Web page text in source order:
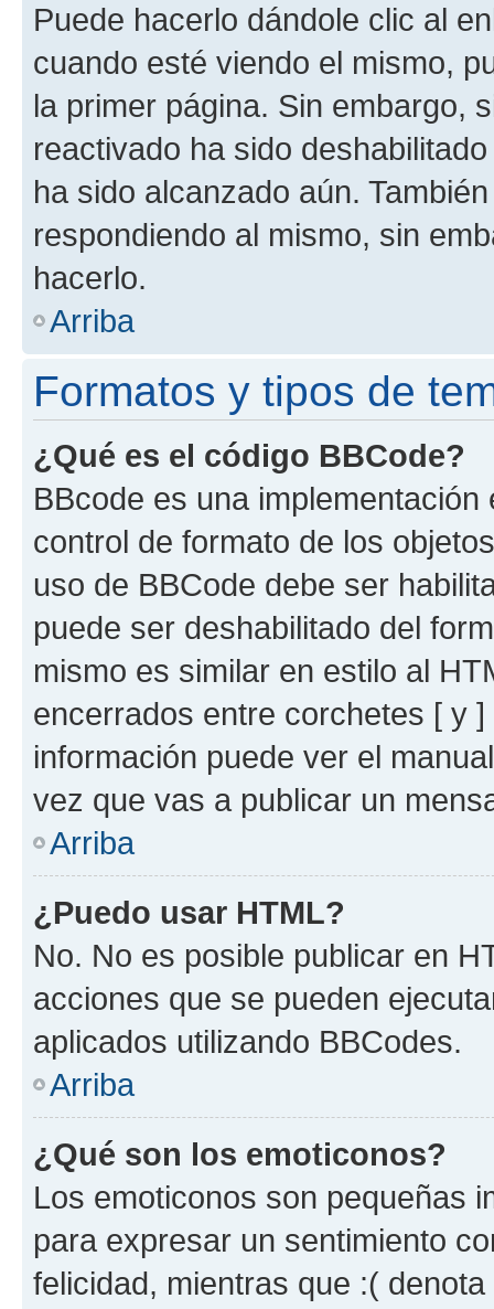
Puede hacerlo dándole clic al
cuando esté viendo el mismo,
la primer página. Sin embargo,
reactivado ha sido
ha sido alcanzado aún.
respondiendo al mismo, sin
hacerlo.
Arriba
Formatos y tipos de
¿Qué es el código BBCode?
BBcode es una
control de formato de los
uso de BBCode debe ser
puede ser deshabilitado del
mismo es similar en estilo al
encerrados entre corchetes [ y
información puede ver el
vez que vas a publicar un
Arriba
¿Puedo usar HTML?
No. No es posible publicar en
acciones que se pueden
aplicados utilizando BBCodes.
Arriba
¿Qué son los emoticonos?
Los emoticonos son pequeñas
para expresar un sentimiento
felicidad, mientras que :(